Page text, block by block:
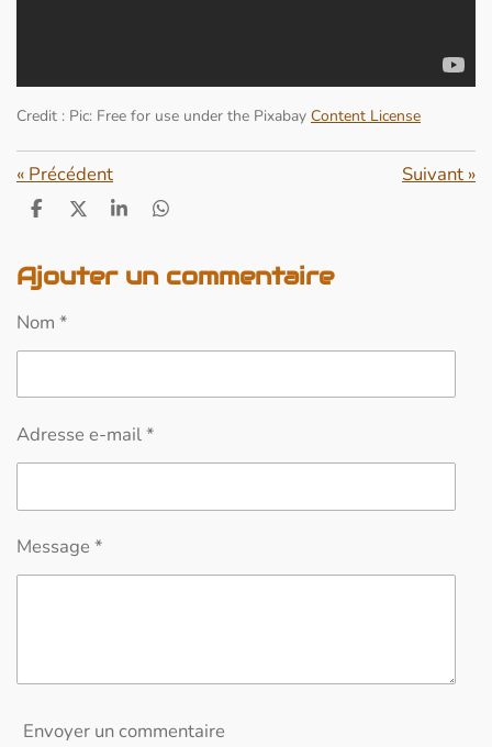
Credit : Pic: Free for use under the Pixabay Content License
« Précédent Suivant »
P
t
a
e
r
P
t
a
r
P
t
r
P
r
Ajouter un commentaire
Nom *
Adresse e-mail *
Message *
Envoyer un commentaire